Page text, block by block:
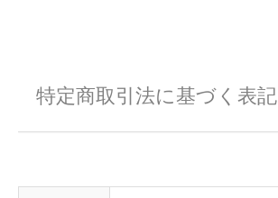
特定商取引法に基づく表記